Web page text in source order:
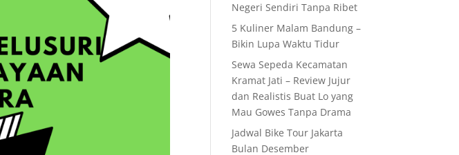
Negeri Sendiri Tanpa Ribet
5 Kuliner Malam Bandung –
Bikin Lupa Waktu Tidur
Sewa Sepeda Kecamatan
Kramat Jati – Review Jujur
dan Realistis Buat Lo yang
Mau Gowes Tanpa Drama
Jadwal Bike Tour Jakarta
Bulan Desember